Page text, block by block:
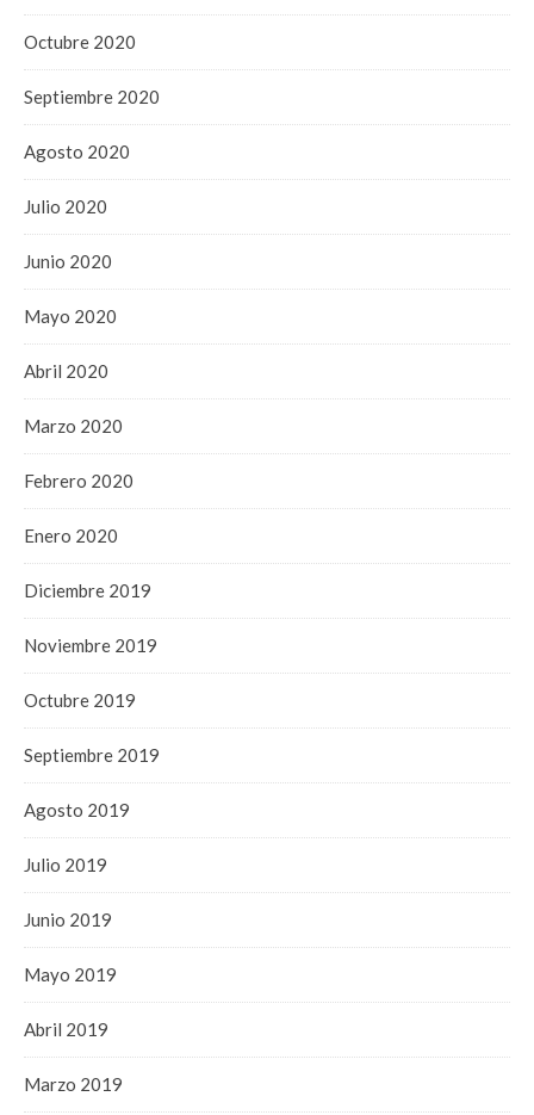
Octubre 2020
Septiembre 2020
Agosto 2020
Julio 2020
Junio 2020
Mayo 2020
Abril 2020
Marzo 2020
Febrero 2020
Enero 2020
Diciembre 2019
Noviembre 2019
Octubre 2019
Septiembre 2019
Agosto 2019
Julio 2019
Junio 2019
Mayo 2019
Abril 2019
Marzo 2019